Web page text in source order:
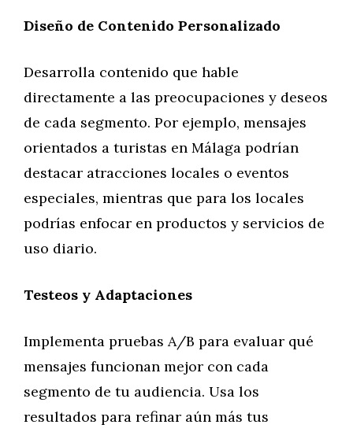
Diseño de Contenido Personalizado
Desarrolla contenido que hable
directamente a las preocupaciones y deseos
de cada segmento. Por ejemplo, mensajes
orientados a turistas en Málaga podrían
destacar atracciones locales o eventos
especiales, mientras que para los locales
podrías enfocar en productos y servicios de
uso diario.
Testeos y Adaptaciones
Implementa pruebas A/B para evaluar qué
mensajes funcionan mejor con cada
segmento de tu audiencia. Usa los
resultados para refinar aún más tus